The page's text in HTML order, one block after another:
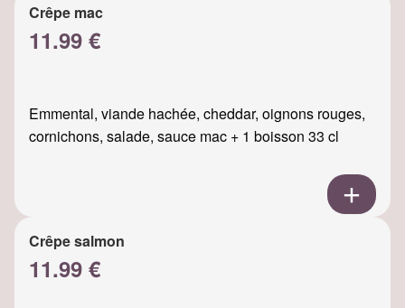
Crêpe mac
11.99 €
Emmental, viande hachée, cheddar, oignons rouges,
cornichons, salade, sauce mac + 1 boisson 33 cl
Crêpe salmon
11.99 €